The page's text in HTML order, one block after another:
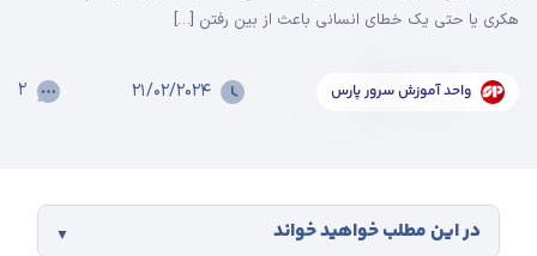
هکری یا حتی یک خطای انسانی باعث از بین رفتن […]
واحد آموزش سرور پارس ۲۱/۰۲/۲۰۲۴ ۲
در این مطلب خواهید خواند